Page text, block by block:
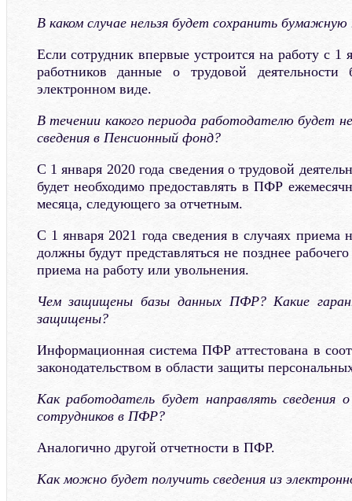
В каком случае нельзя будет сохранить
Если сотрудник впервые устроится на работу с 1
работников данные о трудовой деятельности
электронном виде.
В течении какого периода работодателю будет
сведения в Пенсионный фонд?
С 1 января 2020 года сведения о трудовой
будет необходимо предоставлять в ПФР
месяца, следующего за отчетным.
С 1 января 2021 года сведения в случаях приема
должны будут представляться не позднее
приема на работу или увольнения.
Чем защищены базы данных ПФР? Какие
защищены?
Информационная система ПФР аттестована в
законодательством в области защиты
Как работодатель будет направлять сведения
сотрудников в ПФР?
Аналогично другой отчетности в ПФР.
Как можно будет получить сведения из